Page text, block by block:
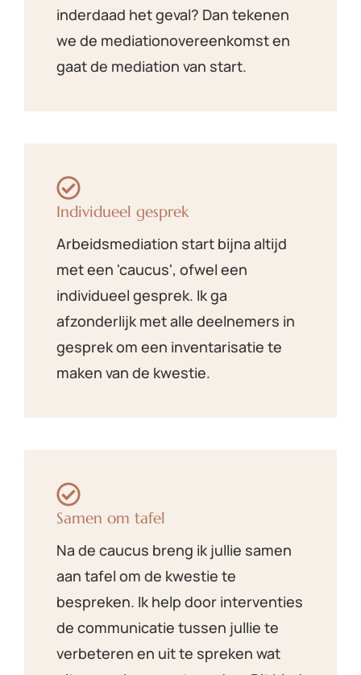
inderdaad het geval? Dan tekenen
we de mediationovereenkomst en
gaat de mediation van start.
Individueel gesprek
Arbeidsmediation start bijna altijd
met een 'caucus', ofwel een
individueel gesprek. Ik ga
afzonderlijk met alle deelnemers in
gesprek om een inventarisatie te
maken van de kwestie.
Samen om tafel
Na de caucus breng ik jullie samen
aan tafel om de kwestie te
bespreken. Ik help door interventies
de communicatie tussen jullie te
verbeteren en uit te spreken wat